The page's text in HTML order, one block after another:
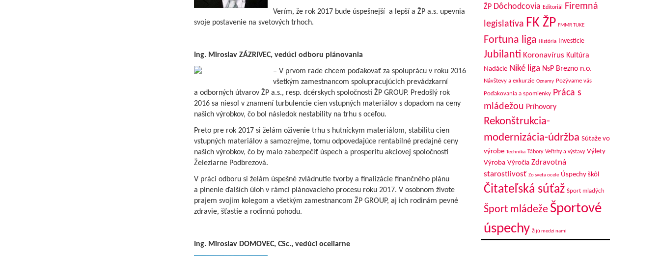
Verím, že rok 2017 bude úspešnejší a lepší a ŽP a.s. upevnia
svoje postavenie na svetových trhoch.
Ing. Miroslav ZÁZRIVEC, vedúci odboru plánovania
– V prvom rade chcem poďakovať za spoluprácu v roku 2016
všetkým zamestnancom spolupracujúcich prevádzkarní
a odborných útvarov ŽP a.s., resp. dcérskych spoločností ŽP GROUP. Predošlý rok
2016 sa niesol v znamení turbulencie cien vstupných materiálov s dopadom na ceny
našich výrobkov, čo bol následok nestability na trhu s oceľou.
Preto pre rok 2017 si želám oživenie trhu s hutníckym materiálom, stabilitu cien
vstupných materiálov a samozrejme, tomu odpovedajúce rentabilné predajné ceny
našich výrobkov, čo by malo zabezpečiť úspech a prosperitu akciovej spoločnosti
Železiarne Podbrezová.
V práci odboru si želám úspešné zvládnutie tvorby a finalizácie finančného plánu
a plnenie ďalších úloh v rámci plánovacieho procesu roku 2017. V osobnom živote
prajem svojim kolegom a všetkým zamestnancom ŽP GROUP, aj ich rodinám pevné
zdravie, šťastie a rodinnú pohodu.
Ing. Miroslav DOMOVEC, CSc., vedúci oceliarne
ŽP Dôchodcovia Editoriál
Firemná
legislatíva FK ŽP FMMR TUKE
Fortuna liga História Investície
Jubilanti Koronavírus Kultúra
Nadácie Niké liga NsP Brezno n.o.
Návštevy a exkurzie Oznamy Pozývame vás
Poďakovania a spomienky Práca s
mládežou Príhovory
Rekonštrukcia-
modernizácia-údržba Súťaže vo
výrobe Technika Tábory Veľtrhy a výstavy Výlety
Výroba Výročia Zdravotná
starostlivosť Zo sveta ocele Úspechy škôl
Čitateľská súťaž Šport mladých
Šport mládeže Športové
úspechy Žijú medzi nami